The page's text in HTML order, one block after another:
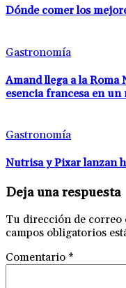
Dónde comer los
Gastronomía
Amand llega a la Roma
esencia francesa en
Gastronomía
Nutrisa y Pixar lanzan
Deja una respuesta
Tu dirección de correo
campos obligatorios
Comentario *